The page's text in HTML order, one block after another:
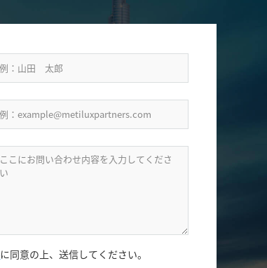
に同意の上、送信してください。